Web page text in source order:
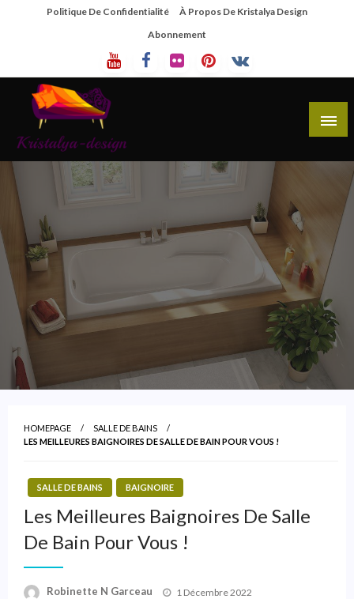
Politique De Confidentialité
À Propos De Kristalya Design
Abonnement
Kristalya Design
Site De Partage De Design De Mobilier Créatif
HOMEPAGE
SALLE DE BAINS
LES MEILLEURES BAIGNOIRES DE SALLE DE BAIN POUR VOUS !
SALLE DE BAINS BAIGNOIRE
Les Meilleures Baignoires De Salle
De Bain Pour Vous !
Robinette N Garceau
Posted
1 Décembre 2022